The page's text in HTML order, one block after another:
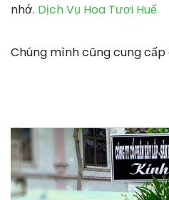
nhớ. Dịch Vụ Hoa Tươi Huế
Chúng mình cũng cung cấp